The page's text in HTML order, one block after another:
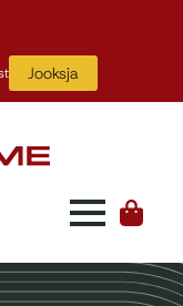
Jooksja